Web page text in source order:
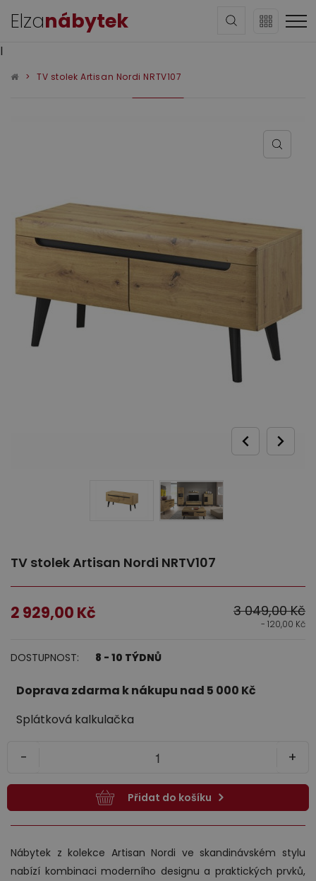
Elzanábytek
Obývací pokoj
Jídelna
Předsíně
l
TV stolek Artisan Nordi NRTV107
TV stolek Artisan Nordi NRTV107
2 929,00 Kč 3 049,00Kč
- 120,00 Kč
DOSTUPNOST: 8 - 10 TÝDNŮ
Doprava zdarma k nákupu nad 5 000 Kč
Splátková kalkulačka
+
-
Přidat do košíku
Nábytek z kolekce Artisan Nordi ve skandinávském stylu
nabízí kombinaci moderního designu a praktických prvků,